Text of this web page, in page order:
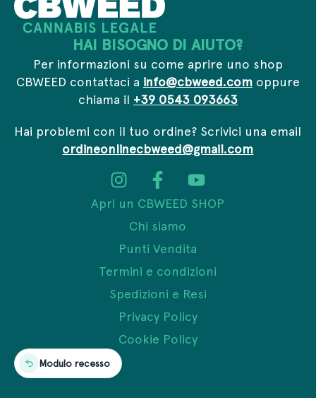
Apri un CBWEED SHOP
Chi siamo
Punti Vendita
Termini e condizioni
Spedizioni e Resi
Privacy Policy
Cookie Policy
Modulo recesso
HAI BISOGNO DI AIUTO?
Per informazioni su come aprire uno shop
CBWEED contattaci a info@cbweed.comoppure
chiama il +39 0543 093663
Hai problemi con il tuo ordine? Scrivici una email
ordineonlinecbweed@gmail.com